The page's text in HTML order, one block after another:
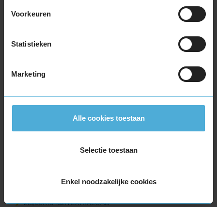
Voorkeuren
Statistieken
Marketing
Alle cookies toestaan
Selectie toestaan
Enkel noodzakelijke cookies
235/55R17 99H
245/55R17 106H EXTRALOAD
195/55R18 93H EXTRALOAD
195/60R18 96H EXTRALOAD
215/45R18 93Y EXTRALOAD
215/55R18 99V EXTRALOAD
215/60R18 102H EXTRALOAD